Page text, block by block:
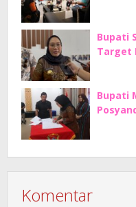
Bupati
Target
Bupati
Komentar